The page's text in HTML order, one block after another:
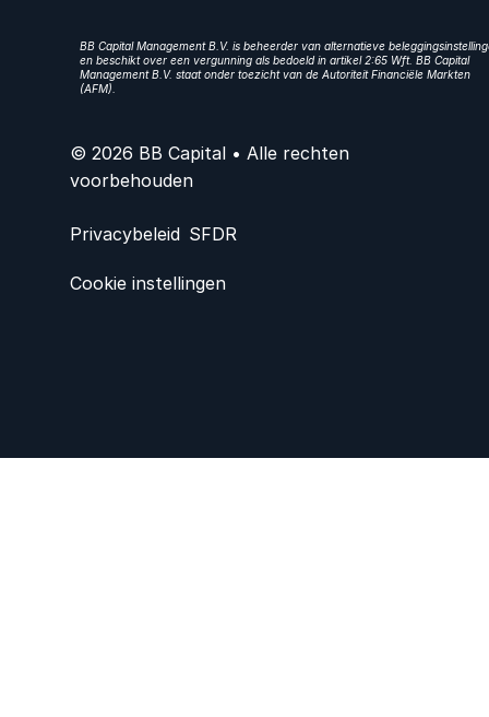
BB Capital Management B.V. is beheerder van alternatieve
en beschikt over een vergunning als bedoeld in artikel 2:65 Wft. BB Capital
Management B.V. staat onder toezicht van de Autoriteit Financiële Markten
(AFM).
© 2026 BB Capital • Alle rechten
voorbehouden
Privacybeleid SFDR
Cookie instellingen